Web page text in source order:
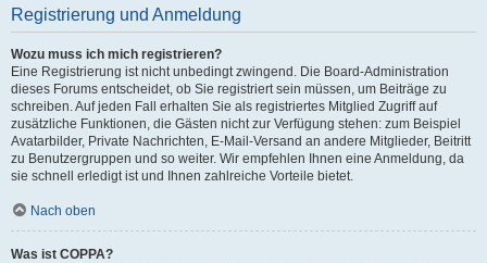
Registrierung und Anmeldung
Wozu muss ich mich registrieren?
Eine Registrierung ist nicht unbedingt zwingend. Die Board-Administration
dieses Forums entscheidet, ob Sie registriert sein müssen, um Beiträge zu
schreiben. Auf jeden Fall erhalten Sie als registriertes Mitglied Zugriff auf
zusätzliche Funktionen, die Gästen nicht zur Verfügung stehen: zum Beispiel
Avatarbilder, Private Nachrichten, E-Mail-Versand an andere Mitglieder, Beitritt
zu Benutzergruppen und so weiter. Wir empfehlen Ihnen eine Anmeldung, da
sie schnell erledigt ist und Ihnen zahlreiche Vorteile bietet.
Nach oben
Was ist COPPA?